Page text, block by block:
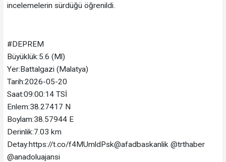
incelemelerin sürdüğü öğrenildi.
#DEPREM
Büyüklük:5.6 (Ml)
Yer:Battalgazi (Malatya)
Tarih:2026-05-20
Saat:09:00:14 TSİ
Enlem:38.27417 N
Boylam:38.57944 E
Derinlik:7.03 km
Detay:https://t.co/f4MUmldPsk@afadbaskanlik @trthaber
@anadoluajansi